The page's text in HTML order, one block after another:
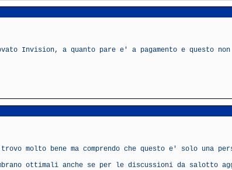
Invision, a quanto pare e' a pagamento e questo
molto bene ma comprendo che questo e' solo una
ottimali anche se per le discussioni da salotto